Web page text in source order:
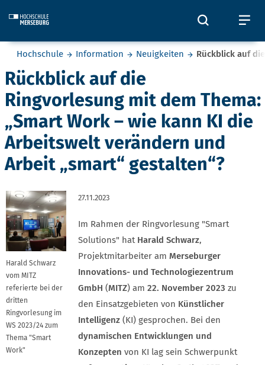
Öffnet
Sie befinden sich hier:
Hochschule Information Neuigkeiten Rückblick auf
Rückblick auf die
Ringvorlesung mit dem Thema:
„Smart Work – wie kann KI die
Arbeitswelt verändern und
Arbeit „smart“ gestalten“?
Harald Schwarz
vom MITZ
referierte bei der
dritten
Ringvorlesung im
WS 2023/24 zum
Thema "Smart
Work"
27.11.2023
Im Rahmen der Ringvorlesung "Smart
Solutions" hat Harald Schwarz,
Projektmitarbeiter am Merseburger
Innovations- und Technologiezentrum
GmbH (MITZ) am 22. November 2023 zu
den Einsatzgebieten von Künstlicher
Intelligenz (KI) gesprochen. Bei den
dynamischen Entwicklungen und
Konzepten von KI lag sein Schwerpunkt